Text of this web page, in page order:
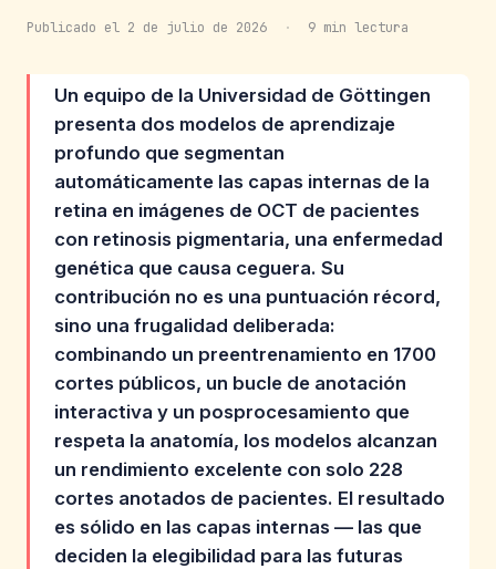
Publicado el 2 de julio de 2026 · 9 min lectura
Un equipo de la Universidad de Göttingen
presenta dos modelos de aprendizaje
profundo que segmentan
automáticamente las capas internas de la
retina en imágenes de OCT de pacientes
con retinosis pigmentaria, una enfermedad
genética que causa ceguera. Su
contribución no es una puntuación récord,
sino una frugalidad deliberada:
combinando un preentrenamiento en 1700
cortes públicos, un bucle de anotación
interactiva y un posprocesamiento que
respeta la anatomía, los modelos alcanzan
un rendimiento excelente con solo 228
cortes anotados de pacientes. El resultado
es sólido en las capas internas — las que
deciden la elegibilidad para las futuras